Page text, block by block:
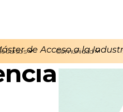
de Acceso a la
Comunidad